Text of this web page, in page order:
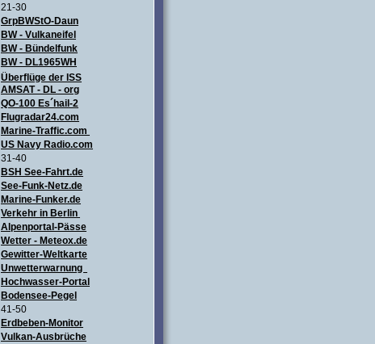
21-30
GrpBWStO-Daun
BW - Vulkaneifel
BW- Bündelfunk
BW - DL1965WH
Überflüge der ISS
AMSAT - DL - org
QO-100 Es´hail-2
Flugradar24.com
Marine-Traffic.com
US Navy Radio.com
31-40
BSH See-Fahrt.de
See-Funk-Netz.de
Marine-Funker.de
Verkehr in Berlin
Alpenportal-Pässe
Wetter - Meteox.de
Gewitter-Weltkarte
Unwetterwarnung
Hochwasser-Portal
Bodensee-Pegel
41-50
Erdbeben-Monitor
Vulkan-Ausbrüche